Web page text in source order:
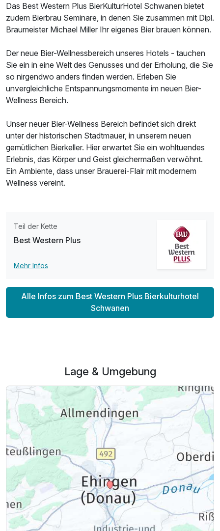
Ausstattung
Zusatznächte
Einzelzimmer Komfort
Ausstattung
Zusatznächte
Das Best Western Plus BierKulturHotel Schwanen bietet
zudem Bierbrau Seminare, in denen Sie zusammen mit Dipl.
Braumeister Michael Miller Ihr eigenes Bier brauen können.
Der neue Bier-Wellnessbereich unseres Hotels - tauchen
Sie ein in eine Welt des Genusses und der Erholung, die Sie
so nirgendwo anders finden werden. Erleben Sie
unvergleichliche Entspannungsmomente im neuen Bier-
Wellness Bereich.
Unser neuer Bier-Wellness Bereich befindet sich direkt
unter der historischen Stadtmauer, in unserem neuen
gemütlichen Bierkeller. Hier erwartet Sie ein wohltuendes
Erlebnis, das Körper und Geist gleichermaßen verwöhnt.
Ein Ambiente, dass unser Brauerei-Flair mit modernem
Wellness vereint.
Teil der Kette
Best Western Plus
Mehr Infos
Alle Infos zum Best Western Plus Bierkulturhotel
Schwanen
Lage & Umgebung